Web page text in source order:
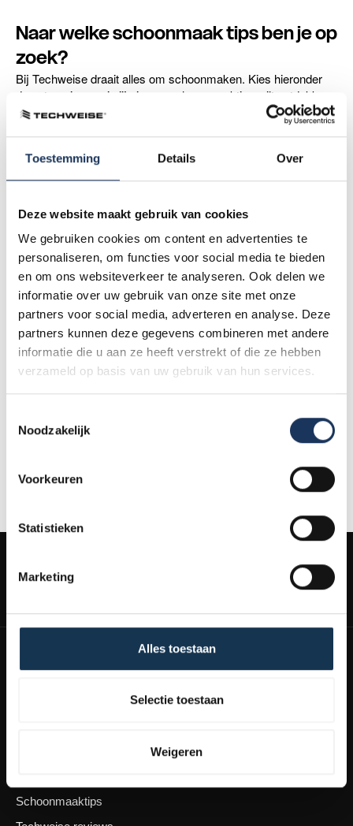
Toestemming Details Over
Deze website maakt gebruik van cookies
We gebruiken cookies om content en advertenties te
personaliseren, om functies voor social media te bieden
en om ons websiteverkeer te analyseren. Ook delen we
informatie over uw gebruik van onze site met onze
partners voor social media, adverteren en analyse. Deze
partners kunnen deze gegevens combineren met andere
informatie die u aan ze heeft verstrekt of die ze hebben
verzameld op basis van uw gebruik van hun services.
Noodzakelijk
Voorkeuren
Statistieken
Marketing
Alles toestaan
Selectie toestaan
Weigeren
Naar welke schoonmaak tips ben je op
zoek?
Bij Techweise draait alles om schoonmaken. Kies hieronder
de categorie waarin jij nieuwe schoonmaaktips wilt ontdekken.
Badkamer & Sanitair
Schoonmaken met stoom
Vloeren
Keuken & Apparatuur
E-mailadres Abonneren
Schoonmaaktips